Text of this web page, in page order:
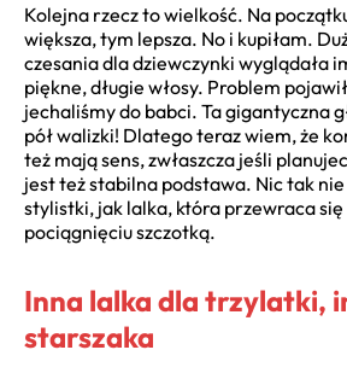
Kolejna rzecz to wielkość. Na
większa, tym lepsza. No i kupiłam.
czesania dla dziewczynki wyglądała
piękne, długie włosy. Problem
jechaliśmy do babci. Ta gigantyczna
pół walizki! Dlatego teraz wiem, że
też mają sens, zwłaszcza jeśli
jest też stabilna podstawa. Nic tak
stylistki, jak lalka, która przewraca
pociągnięciu szczotką.
Inna lalka dla trzylatki,
starszaka